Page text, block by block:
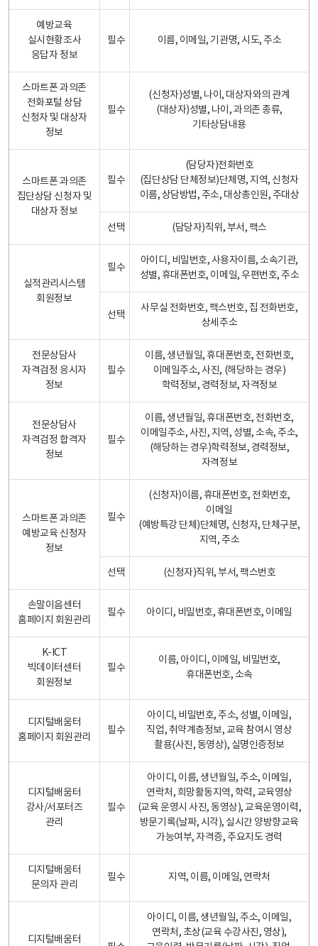
예방교육
실시현황조사
응답자 정보
필수 이름, 이메일, 기관명, 시도, 주소
스마트폰 과의존
전화포털 상담
신청자 및 대상자
정보
필수
(신청자)성별, 나이, 대상자와의 관계
(대상자)성별, 나이, 과의존 종류,
기타상담내용
스마트폰 과의존
집단상담 신청자 및
대상자 정보
필수
(담당자)전화번호
(집단상담 단체정보)단체명, 지역, 신청자
이름, 상담방법, 주소, 대상총인원, 주대상
선택 (담당자)직위, 부서, 팩스
실적관리시스템
회원정보
필수
아이디, 비밀번호, 사용자이름, 소속기관,
성별, 휴대폰번호, 이메일, 우편번호, 주소
선택
사무실 전화번호, 팩스번호, 집 전화번호,
상세주소
전문상담사
자격검정 응시자
정보
필수
이름, 생년월일, 휴대폰번호, 전화번호,
이메일주소, 사진, (해당하는 경우)
학력정보, 경력정보, 자격정보
전문상담사
자격검정 합격자
정보
필수
이름, 생년월일, 휴대폰번호, 전화번호,
이메일주소, 사진, 지역, 성별, 소속, 주소,
(해당하는 경우)학력정보, 경력정보,
자격정보
스마트폰 과의존
예방교육 신청자
정보
필수
(신청자)이름, 휴대폰번호, 전화번호,
이메일
(예방특강 단체)단체명, 신청자, 단체구분,
지역, 주소
선택 (신청자)직위, 부서, 팩스번호
손말이음센터
홈페이지 회원관리
필수 아이디, 비밀번호, 휴대폰번호, 이메일
K-ICT
빅데이터센터
회원정보
필수
이름, 아이디, 이메일, 비밀번호,
휴대폰번호, 소속
디지털배움터
홈페이지 회원관리
필수
아이디, 비밀번호, 주소, 성별, 이메일,
직업, 취약계층정보, 교육 참여시 영상
촬용(사진, 동영상), 실명인증정보
디지털배움터
강사/서포터즈
관리
필수
아이디, 이름, 생년월일, 주소, 이메일,
연락처, 희망활동지역, 학력, 교육영상
(교육 운영시 사진, 동영상), 교육운영이력,
방문기록(날짜, 시각), 실시간 양방향교육
가능여부, 자격증, 주요지도 경력
디지털배움터
문의자 관리
필수 지역, 이름, 이메일, 연락처
디지털배움터
아이디, 이름, 생년월일, 주소, 이메일,
연락처, 초상(교육 수강사진, 영상),